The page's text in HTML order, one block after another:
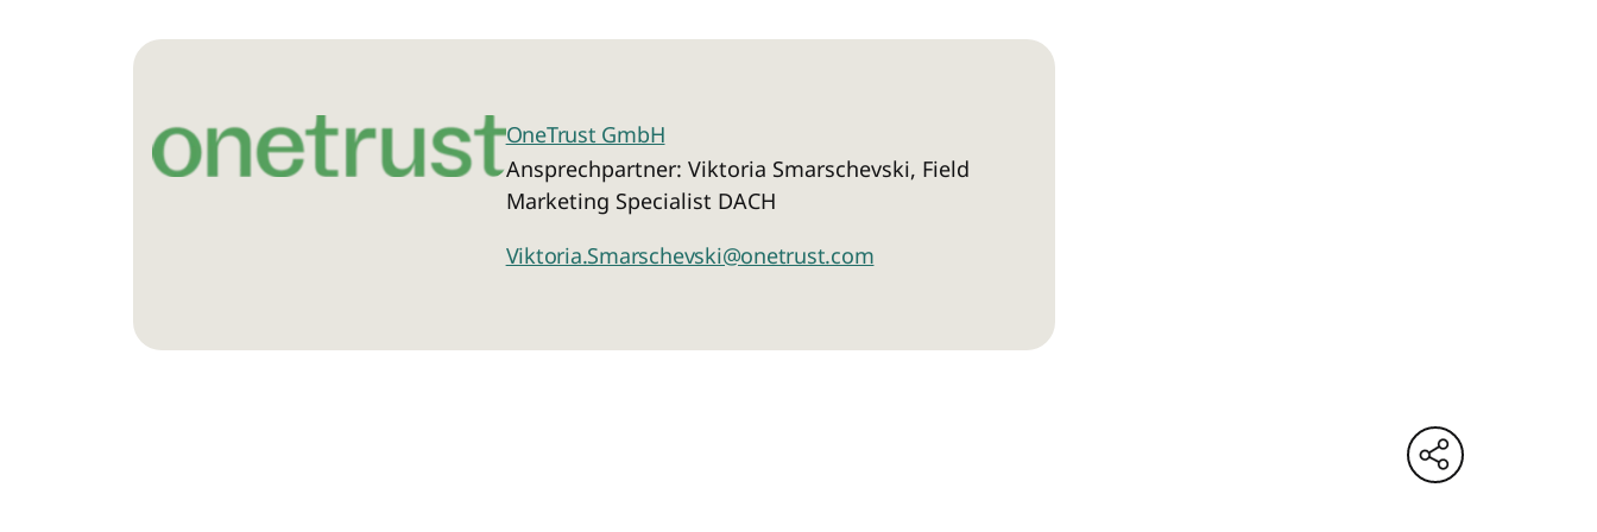
akzeptieren.
OneTrust GmbH
Ansprechpartner: Viktoria Smarschevski, Field
Marketing Specialist DACH
Viktoria.Smarschevski@onetrust.com